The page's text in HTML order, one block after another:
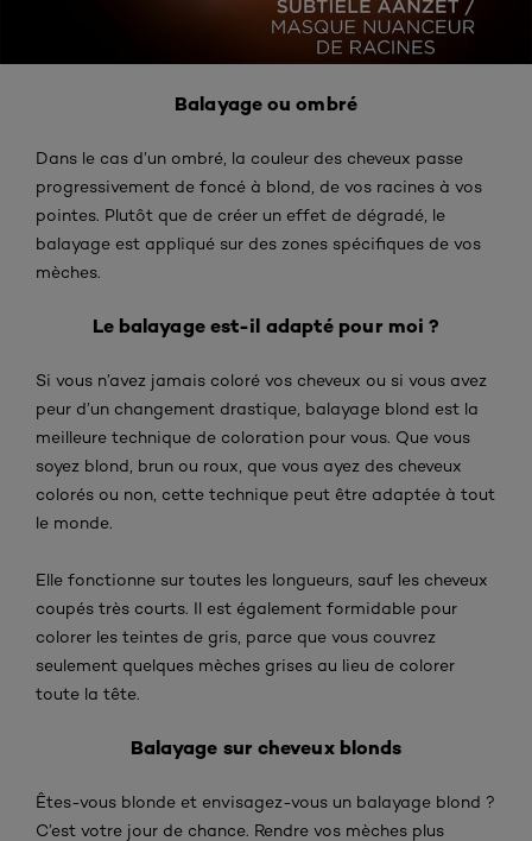
Balayage ou ombré
Dans le cas d’un ombré, la couleur des cheveux passe
progressivement de foncé à blond, de vos racines à vos
pointes. Plutôt que de créer un effet de dégradé, le
balayage est appliqué sur des zones spécifiques de vos
mèches.
Le balayage est-il adapté pour moi ?
Si vous n’avez jamais coloré vos cheveux ou si vous avez
peur d’un changement drastique, balayage blond est la
meilleure technique de coloration pour vous. Que vous
soyez blond, brun ou roux, que vous ayez des cheveux
colorés ou non, cette technique peut être adaptée à tout
le monde.
Elle fonctionne sur toutes les longueurs, sauf les cheveux
coupés très courts. Il est également formidable pour
colorer les teintes de gris, parce que vous couvrez
seulement quelques mèches grises au lieu de colorer
toute la tête.
Balayage sur cheveux blonds
Êtes-vous blonde et envisagez-vous un balayage blond ?
C’est votre jour de chance. Rendre vos mèches plus